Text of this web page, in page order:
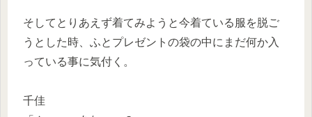
そしてとりあえず着てみようと今着ている服を脱ご
うとした時、ふとプレゼントの袋の中にまだ何か入
っている事に気付く。
千佳